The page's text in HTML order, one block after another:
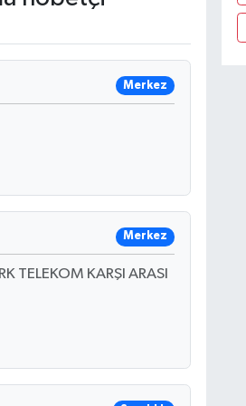
Merkez
Merkez
TELEKOM KARŞI ARASI